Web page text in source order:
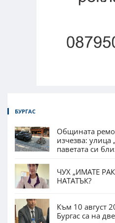
БУРГАС
Общината
изчезва: улица
паветата си
ЧУХ „ИМАТЕ
НАТАТЪК?
Към 10 август
Бургас са на